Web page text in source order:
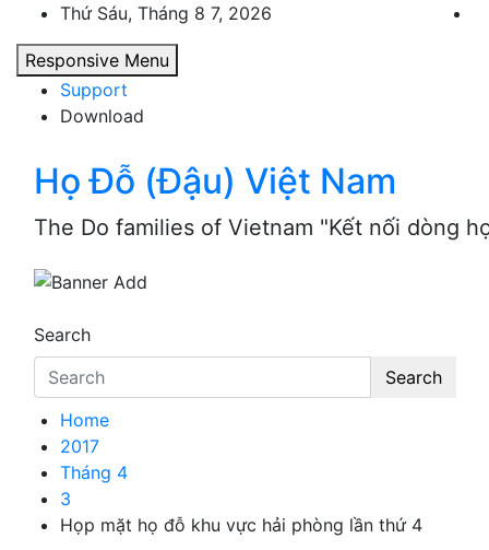
content
Thứ Sáu, Tháng 8 7, 2026
Responsive Menu
Support
Download
Họ Đỗ (Đậu) Việt Nam
The Do families of Vietnam "Kết nối dòng
Search
Search
Home
2017
Tháng 4
3
Họp mặt họ đỗ khu vực hải phòng lần thứ 4